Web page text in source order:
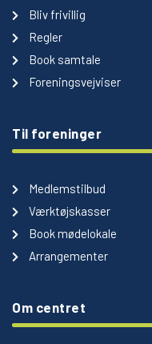
Bliv frivillig
Regler
Book samtale
Foreningsvejviser
Til foreninger
Medlemstilbud
Værktøjskasser
Book mødelokale
Arrangementer
Om centret